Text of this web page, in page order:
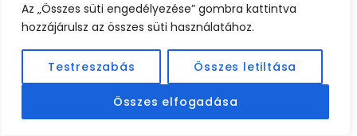
Az „Összes süti engedélyezése” gombra kattintva
hozzájárulsz az összes süti használatához.
Testreszabás Összes letiltása
Összes elfogadása